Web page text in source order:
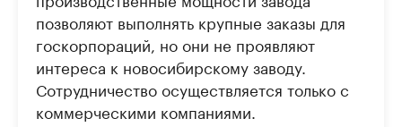
позволяют выполнять крупные заказы для
госкорпораций, но они не проявляют
интереса к новосибирскому заводу.
Сотрудничество осуществляется только с
коммерческими компаниями.